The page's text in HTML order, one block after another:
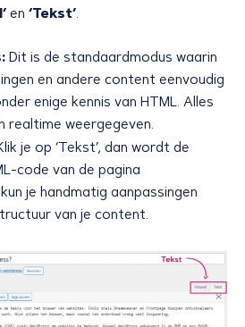
en ‘Tekst’.
Dit is de standaardmodus waarin
en andere content eenvoudig
enige kennis van HTML. Alles
realtime weergegeven.
je op ‘Tekst’, dan wordt de
code van de pagina
je handmatig aanpassingen
van je content.